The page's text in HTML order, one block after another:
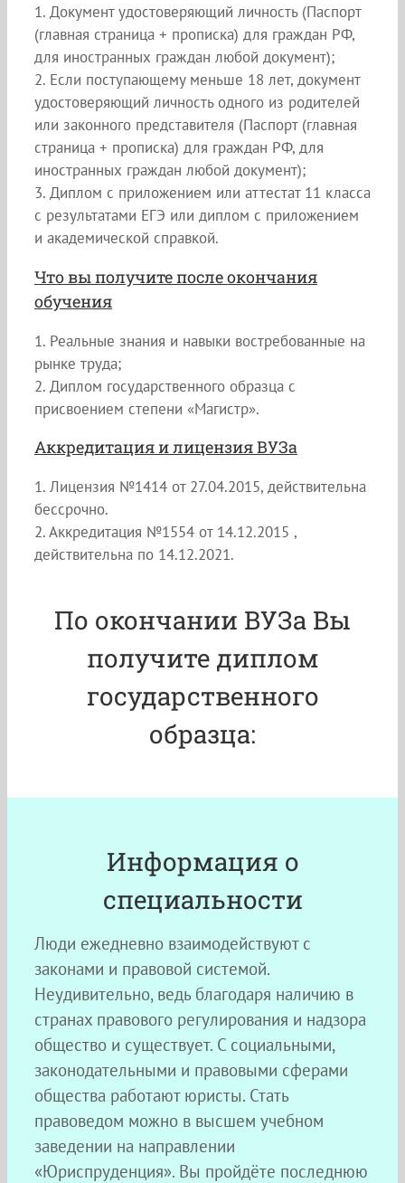
1. Документ удостоверяющий личность (Паспорт
(главная страница + прописка) для граждан РФ,
для иностранных граждан любой документ);
2. Если поступающему меньше 18 лет, документ
удостоверяющий личность одного из родителей
или законного представителя (Паспорт (главная
страница + прописка) для граждан РФ, для
иностранных граждан любой документ);
3. Диплом с приложением или аттестат 11 класса
с результатами ЕГЭ или диплом с приложением
и академической справкой.
Что вы получите после окончания
обучения
1. Реальные знания и навыки востребованные на
рынке труда;
2. Диплом государственного образца с
присвоением степени «Магистр».
Аккредитация и лицензия ВУЗа
1. Лицензия №1414 от 27.04.2015, действительна
бессрочно.
2. Аккредитация №1554 от 14.12.2015 ,
действительна по 14.12.2021.
По окончании ВУЗа Вы
получите диплом
государственного
образца:
Информация о
специальности
Люди ежедневно взаимодействуют с
законами и правовой системой.
Неудивительно, ведь благодаря наличию в
странах правового регулирования и надзора
общество и существует. С социальными,
законодательными и правовыми сферами
общества работают юристы. Стать
правоведом можно в высшем учебном
заведении на направлении
«Юриспруденция». Вы пройдёте последнюю